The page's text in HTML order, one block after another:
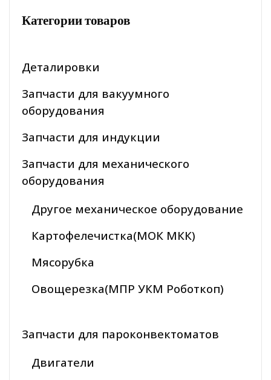
Категории товаров
Деталировки
Запчасти для вакуумного
оборудования
Запчасти для индукции
Запчасти для механического
оборудования
Другое механическое оборудование
Картофелечистка(МОК МКК)
Мясорубка
Овощерезка(МПР УКМ Роботкоп)
Запчасти для пароконвектоматов
Двигатели